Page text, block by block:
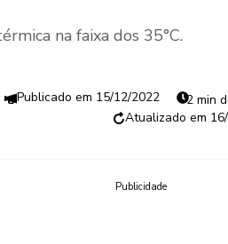
na faixa dos 35°C.
15/12/2022
2 min
Publicidade